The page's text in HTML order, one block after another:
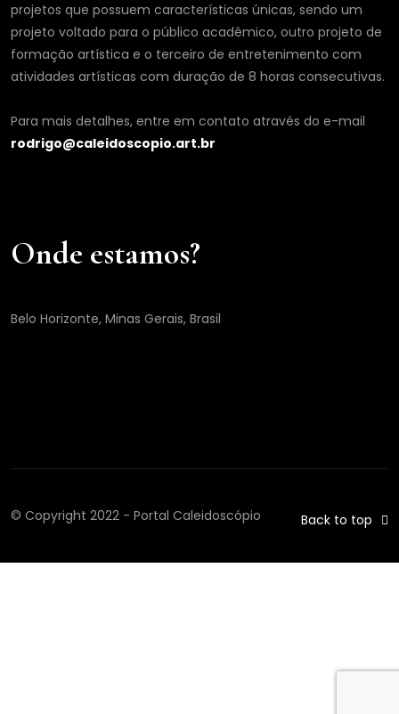
projetos que possuem características únicas, sendo um
projeto voltado para o público acadêmico, outro projeto de
formação artística e o terceiro de entretenimento com
atividades artísticas com duração de 8 horas consecutivas.
Para mais detalhes, entre em contato através do e-mail
rodrigo@caleidoscopio.art.br
Onde estamos?
Belo Horizonte, Minas Gerais, Brasil
© Copyright 2022 - Portal Caleidoscópio Back to top